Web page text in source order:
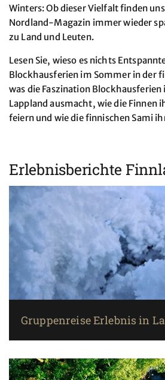
Winters: Ob dieser Vielfalt finden
Nordland-Magazin immer wieder
zu Land und Leuten.
Lesen Sie, wieso es nichts
Blockhausferien im Sommer in der
was die Faszination
Lappland ausmacht, wie die Finnen
feiern und wie die finnischen Sami
Erlebnisberichte
Gruppenreise Erlebnis in